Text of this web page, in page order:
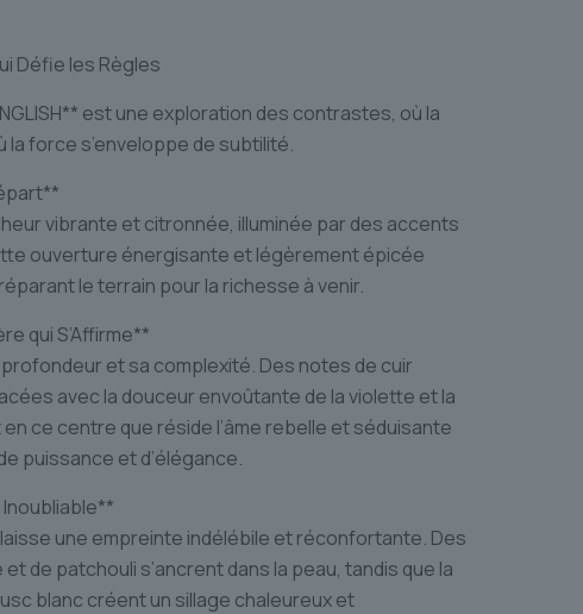
Défie les Règles
est une exploration des contrastes, où la
force s’enveloppe de subtilité.
vibrante et citronnée, illuminée par des accents
ouverture énergisante et légèrement épicée
le terrain pour la richesse à venir.
qui S’Affirme**
et sa complexité. Des notes de cuir
avec la douceur envoûtante de la violette et la
ce centre que réside l’âme rebelle et séduisante
puissance et d’élégance.
Inoubliable**
une empreinte indélébile et réconfortante. Des
de patchouli s’ancrent dans la peau, tandis que la
blanc créent un sillage chaleureux et